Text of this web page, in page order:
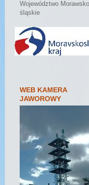
Województwo
śląskie
WEB KAMERA
JAWOROWY